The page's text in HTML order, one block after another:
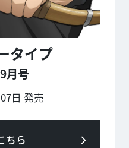
タイプ
月号
日 発売
ちら